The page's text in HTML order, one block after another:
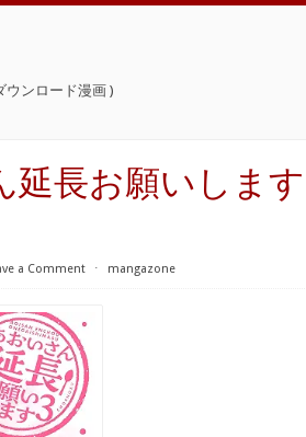
ウンロード漫画 )
長お願いします
a Comment ⋅ mangazone